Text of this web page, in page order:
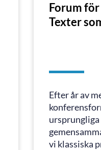
Forum
Texter
Efter år av
vi klassiska